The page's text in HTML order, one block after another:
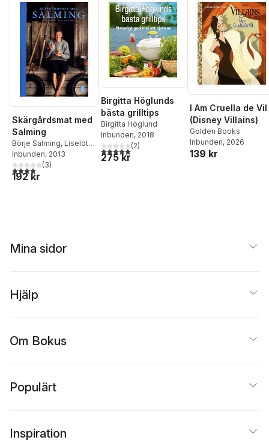
Skärgårdsmat med
Salming
Börje Salming, Liselotte
Forslin,Mia Gahne
Inbunden, 2013
4,0utav 5 stjärnor. Totalt antal röster:
(3)
192 kr
Birgitta Höglunds
bästa grilltips
Birgitta Höglund
Inbunden, 2018
5,0utav 5 stjärnor. Totalt antal röster:
(2)
275 kr
I Am Cruella de Vil
(Disney Villains)
Golden Books
Inbunden, 2026
139 kr
Mina sidor
Hjälp
Om Bokus
Populärt
Inspiration